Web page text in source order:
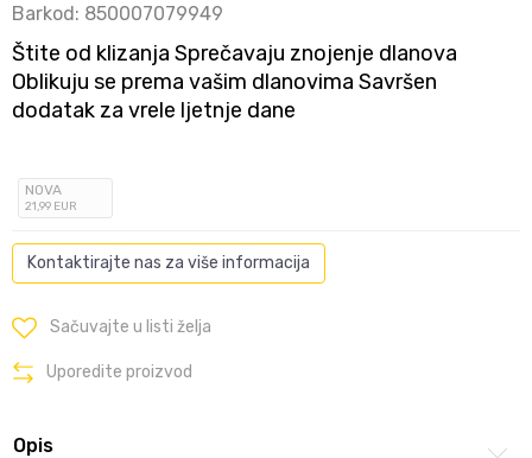
Barkod: 850007079949
Štite od klizanja Sprečavaju znojenje dlanova
Oblikuju se prema vašim dlanovima Savršen
dodatak za vrele ljetnje dane
NOVA
21,99 EUR
Kontaktirajte nas za više informacija
Sačuvajte u listi želja
Uporedite proizvod
Opis